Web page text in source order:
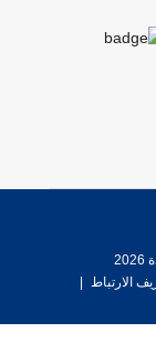
الارتباط